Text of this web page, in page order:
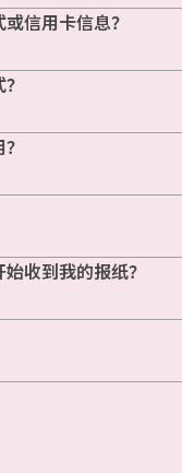
信用卡信息？
收到我的报纸？